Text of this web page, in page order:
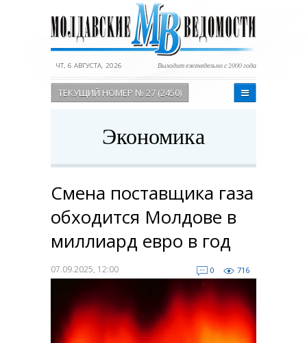
ЧТ, 6 АВГУСТА, 2026 Выходит еженедельно с 2000 года
ТЕКУЩИЙ НОМЕР № 27 (2450)
Экономика
Смена поставщика газа
обходится Молдове в
миллиард евро в год
07.09.2025, 12:00 0 716